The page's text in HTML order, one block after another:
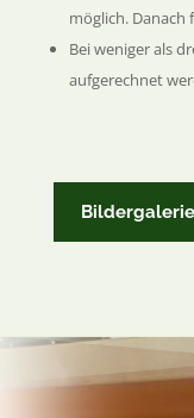
möglich. Danach
Bei weniger als
aufgerechnet
Bildergalerie